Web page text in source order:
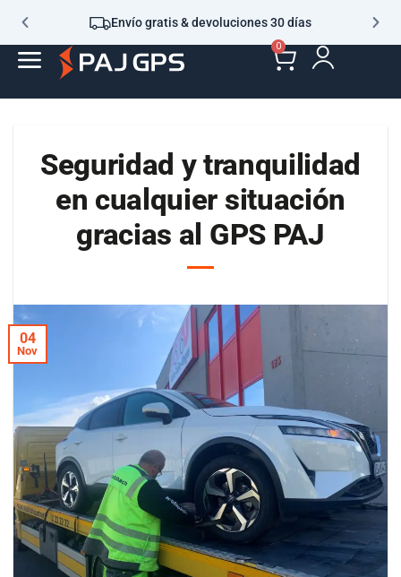
Envío gratis & devoluciones 30 días
0
Seguridad y tranquilidad
en cualquier situación
gracias al GPS PAJ
04
Nov